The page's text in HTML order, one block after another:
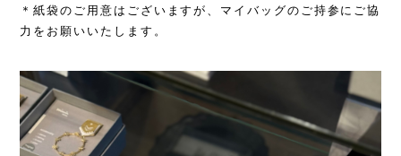
＊紙袋のご用意はございますが、マイバッグのご持参にご協
力をお願いいたします。